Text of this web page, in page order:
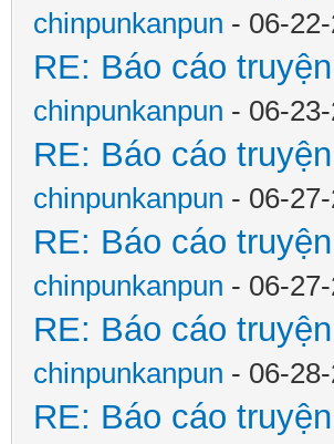
chinpunkanpun - 06-
RE: Báo cáo
chinpunkanpun - 06-
RE: Báo cáo
chinpunkanpun - 06-
RE: Báo cáo
chinpunkanpun - 06-
RE: Báo cáo
chinpunkanpun - 06-
RE: Báo cáo